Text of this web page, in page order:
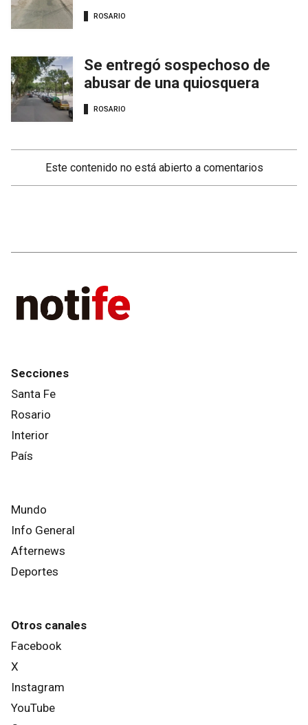
ROSARIO
Se entregó sospechoso de
abusar de una quiosquera
ROSARIO
Este contenido no está abierto a comentarios
Secciones
Santa Fe
Rosario
Interior
País
Mundo
Info General
Afternews
Deportes
Otros canales
Facebook
X
Instagram
YouTube